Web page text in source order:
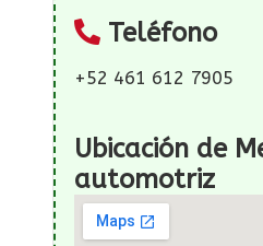
Teléfono
+52 461 612 7905
Ubicación de
automotriz